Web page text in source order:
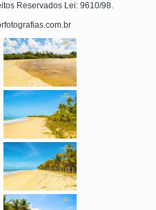
Reservados Lei: 9610/98.